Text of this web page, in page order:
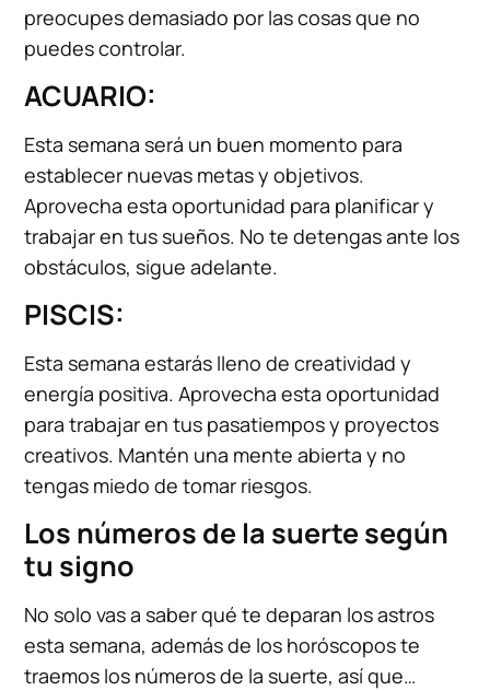
preocupes demasiado por las cosas que no
puedes controlar.
ACUARIO:
Esta semana será un buen momento para
establecer nuevas metas y objetivos.
Aprovecha esta oportunidad para planificar y
trabajar en tus sueños. No te detengas ante los
obstáculos, sigue adelante.
PISCIS:
Esta semana estarás lleno de creatividad y
energía positiva. Aprovecha esta oportunidad
para trabajar en tus pasatiempos y proyectos
creativos. Mantén una mente abierta y no
tengas miedo de tomar riesgos.
Los números de la suerte según
tu signo
No solo vas a saber qué te deparan los astros
esta semana, además de los horóscopos te
traemos los números de la suerte, así que…